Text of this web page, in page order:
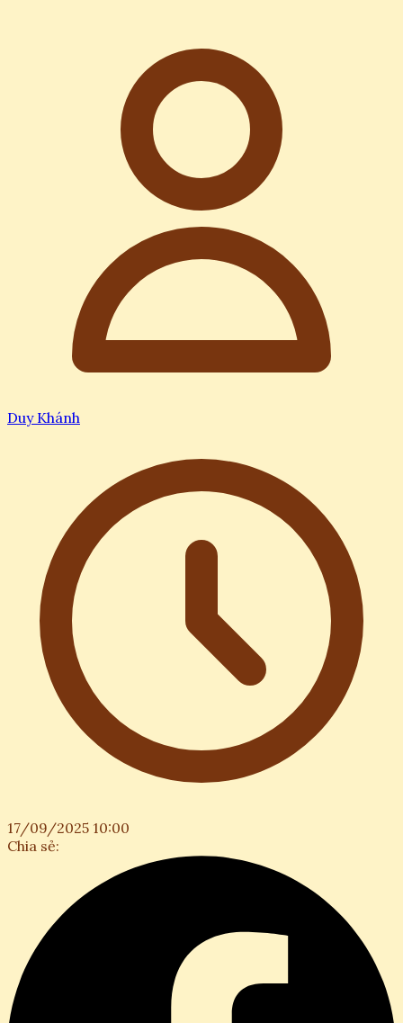
Duy Khánh
17/09/2025 10:00
Chia sẻ: